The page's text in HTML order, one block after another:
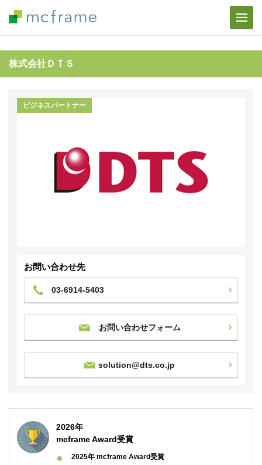
株式会社ＤＴＳ
ビジネスパートナー
お問い合わせ先
03-6914-5403
お問い合わせフォーム
solution@dts.co.jp
2026年
mcframe Award受賞
2025年 mcframe Award受賞